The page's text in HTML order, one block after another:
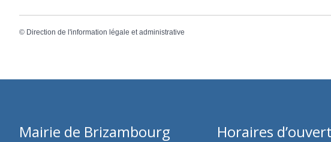
© Direction de l'information légale et administrative
Mairie de Brizambourg
Horaires